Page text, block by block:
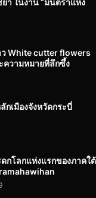
ว White cutter flowers
ความหมายที่ลึกซึ้ง
กเมืองจังหวัดกระบี่
กโลกแห่งแรกของภาคใต้